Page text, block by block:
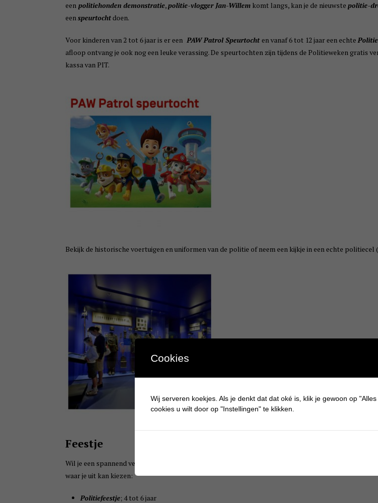
een politiehonden demonstratie,politie-vlogger Jan-Willem komt langs, kan je de nieuwste politie-
eenspeurtochtdoen.
Voor kinderen van 2 tot 6 jaar is er een PAW Patrol Speurtochten vanaf 6 tot 12 jaar een echte
afloop ontvang je ook nog een leuke verassing. De speurtochten zijn tijdens de Politieweken gratis
kassa van PIT.
Bekijk de historische voertuigen en uniformen van de politie of neem een kijkje in een echte politiecel
Feestje
Wil je een spannend verjaardagsfeestje organiseren? Ook dat is mogelijk in Veiligheidsmuseum PIT.
waar je uit kan kiezen:
Politiefeestje; 4 tot 6 jaar
Cookies
Wij serveren koekjes. Als je denkt dat dat oké is, klik je gewoon op
cookies u wilt door op "Instellingen" te klikken.